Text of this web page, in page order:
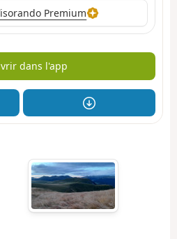
Premium
dans l'app